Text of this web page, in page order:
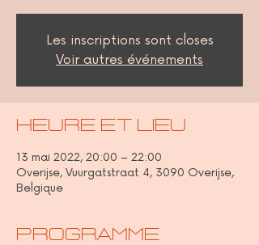
Les inscriptions sont closes
Voir autres événements
Heure et lieu
13 mai 2022, 20:00 – 22:00
Overijse, Vuurgatstraat 4, 3090 Overijse,
Belgique
Programme